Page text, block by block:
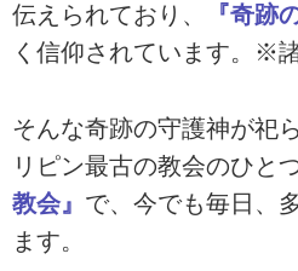
伝えられており、 『奇跡
く信仰されています。※
そんな奇跡の守護神が祀
リピン最古の教会のひと
教会』 で、今でも毎日、
ます。